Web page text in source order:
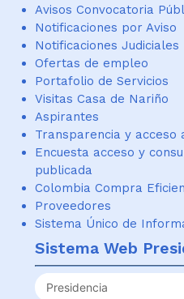
Avisos Convocatoria
Notificaciones por Aviso
Notificaciones Judiciales
Ofertas de empleo
Portafolio de Servicios
Visitas Casa de Nariño
Aspirantes
Transparencia y acceso
Encuesta acceso y
publicada
Colombia Compra
Proveedores
Sistema Único de
Sistema Web
Sitios